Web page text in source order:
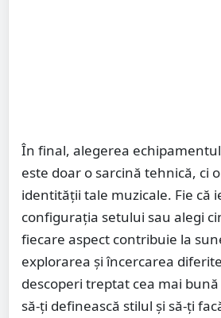
În final, alegerea
este doar o sarcină tehnică, ci
identității tale muzicale. Fie că
configurația setului sau alegi
fiecare aspect contribuie la
explorarea și încercarea
descoperi treptat cea mai
să-ți definească stilul și să-ți